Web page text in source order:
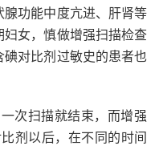
功能中度亢进、肝肾等
女，慎做增强扫描检查
对比剂过敏史的患者也
次扫描就结束，而增强
剂以后，在不同的时间